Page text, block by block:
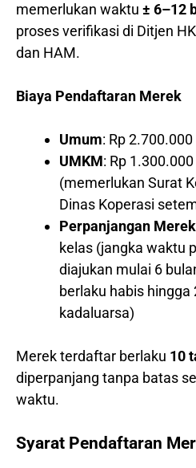
memerlukan waktu ± 6–12
proses verifikasi di Ditjen
dan HAM.
Biaya Pendaftaran Merek
Umum: Rp
UMKM: Rp
(memerlukan Surat
Dinas Koperasi
Perpanjangan Merek
kelas (jangka waktu
diajukan mulai 6
berlaku habis
kadaluarsa)
Merek terdaftar berlaku 10
diperpanjang tanpa batas
waktu.
Syarat Pendaftaran